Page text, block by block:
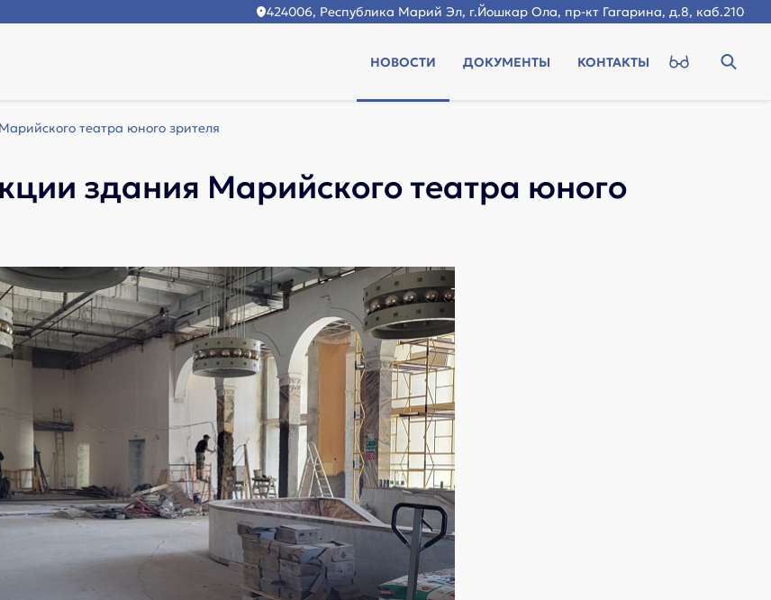
424006, Республика Марий Эл, г.Йошкар Ола, пр-кт Гагарина, д.8, каб.210
НОВОСТИ ДОКУМЕНТЫ КОНТАКТЫ
театра юного зрителя
здания Марийского театра юного